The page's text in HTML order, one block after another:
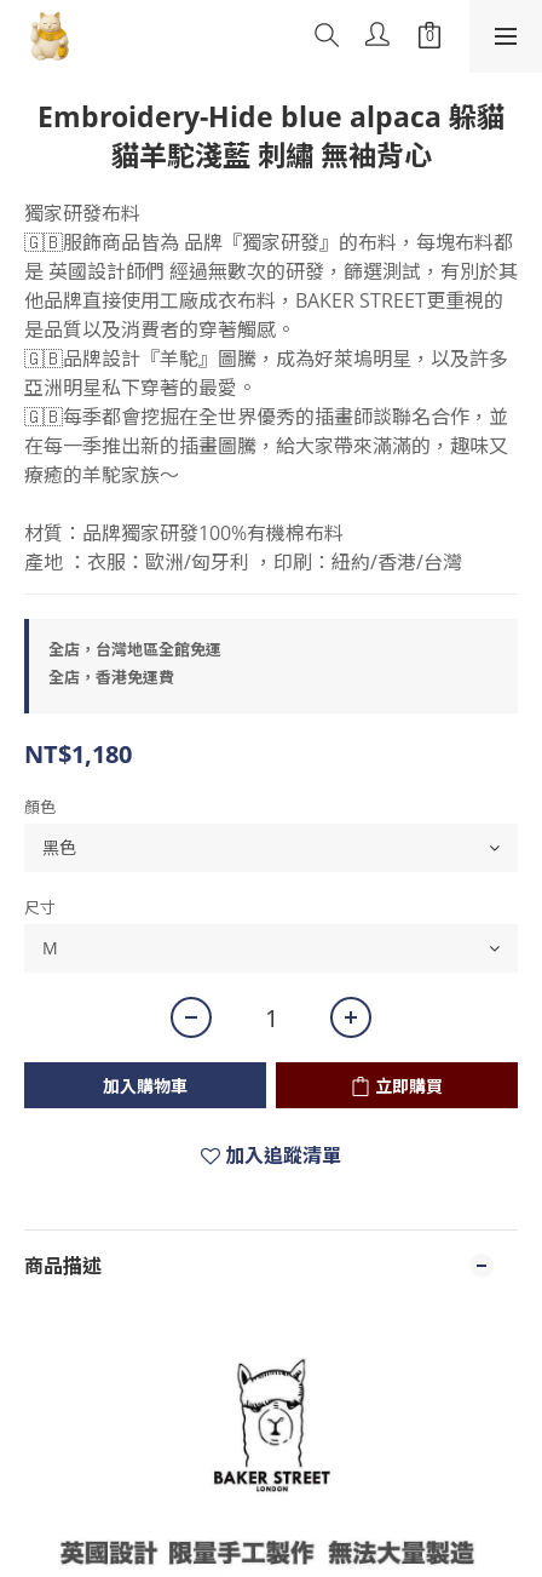
Embroidery-Hide blue alpaca 躲貓
貓羊駝淺藍 刺繡 無袖背心
獨家研發布料
🇬🇧服飾商品皆為 品牌『獨家研發』的布料，每塊布料都
是 英國設計師們 經過無數次的研發，篩選測試，有別於其
他品牌直接使用工廠成衣布料，BAKER STREET更重視的
是品質以及消費者的穿著觸感。
🇬🇧品牌設計『羊駝』圖騰，成為好萊塢明星，以及許多
亞洲明星私下穿著的最愛。
🇬🇧每季都會挖掘在全世界優秀的插畫師談聯名合作，並
在每一季推出新的插畫圖騰，給大家帶來滿滿的，趣味又
療癒的羊駝家族～
材質：品牌獨家研發100%有機棉布料
產地 ：衣服：歐洲/匈牙利 ，印刷：紐約/香港/台灣
全店，台灣地區全館免運
全店，香港免運費
NT$1,180
顏色
尺寸
加入購物車 立即購買
加入追蹤清單
商品描述